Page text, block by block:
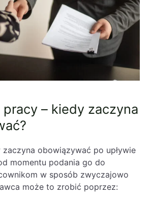
pracy – kiedy zaczyna
zaczyna obowiązywać po upływie
momentu podania go do
w sposób zwyczajowo
może to zrobić poprzez: